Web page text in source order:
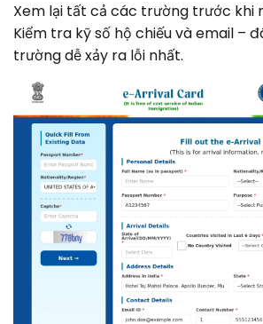
Xem lại tất cả các trường trước khi
Kiểm tra kỹ số hộ chiếu và email –
trường dễ xảy ra lỗi nhất.